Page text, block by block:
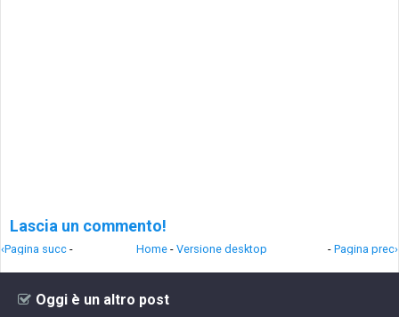
Lascia un commento!
‹Pagina succ - - Pagina prec›
Home - Versione desktop
Oggi è un altro post